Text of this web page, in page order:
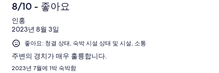
8/10 - 좋아요
인홍
2023년 8월 3일
좋아요: 청결 상태, 숙박 시설 상태 및 시설, 소통
주변의 경치가 매우 훌륭합니다.
2023년 7월에 1박 숙박함